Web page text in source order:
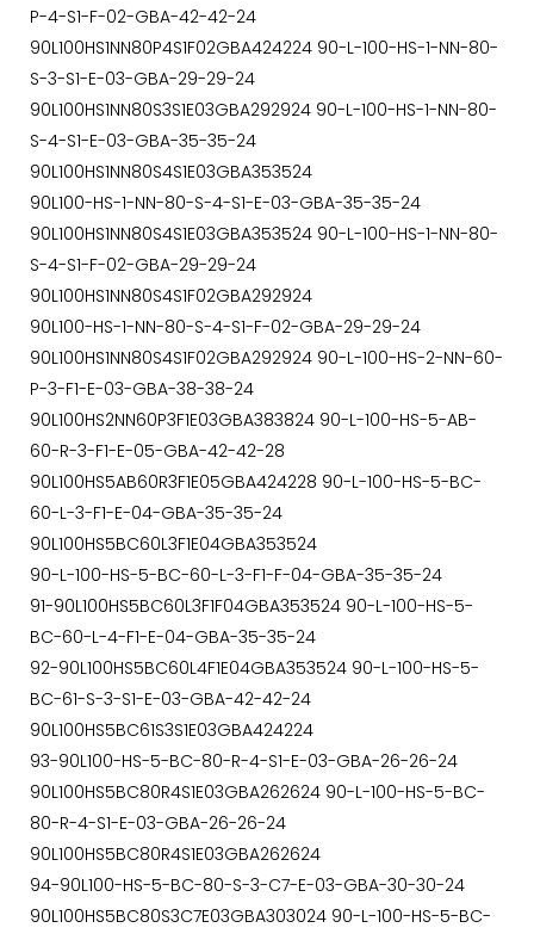
P-4-S1-F-02-GBA-42-42-24
90L100HS1NN80P4S1F02GBA424224 90-L-100-HS-1-NN-80-
S-3-S1-E-03-GBA-29-29-24
90L100HS1NN80S3S1E03GBA292924 90-L-100-HS-1-NN-80-
S-4-S1-E-03-GBA-35-35-24
90L100HS1NN80S4S1E03GBA353524
90L100-HS-1-NN-80-S-4-S1-E-03-GBA-35-35-24
90L100HS1NN80S4S1E03GBA353524 90-L-100-HS-1-NN-80-
S-4-S1-F-02-GBA-29-29-24
90L100HS1NN80S4S1F02GBA292924
90L100-HS-1-NN-80-S-4-S1-F-02-GBA-29-29-24
90L100HS1NN80S4S1F02GBA292924 90-L-100-HS-2-NN-60-
P-3-F1-E-03-GBA-38-38-24
90L100HS2NN60P3F1E03GBA383824 90-L-100-HS-5-AB-
60-R-3-F1-E-05-GBA-42-42-28
90L100HS5AB60R3F1E05GBA424228 90-L-100-HS-5-BC-
60-L-3-F1-E-04-GBA-35-35-24
90L100HS5BC60L3F1E04GBA353524
90-L-100-HS-5-BC-60-L-3-F1-F-04-GBA-35-35-24
91-90L100HS5BC60L3F1F04GBA353524 90-L-100-HS-5-
BC-60-L-4-F1-E-04-GBA-35-35-24
92-90L100HS5BC60L4F1E04GBA353524 90-L-100-HS-5-
BC-61-S-3-S1-E-03-GBA-42-42-24
90L100HS5BC61S3S1E03GBA424224
93-90L100-HS-5-BC-80-R-4-S1-E-03-GBA-26-26-24
90L100HS5BC80R4S1E03GBA262624 90-L-100-HS-5-BC-
80-R-4-S1-E-03-GBA-26-26-24
90L100HS5BC80R4S1E03GBA262624
94-90L100-HS-5-BC-80-S-3-C7-E-03-GBA-30-30-24
90L100HS5BC80S3C7E03GBA303024 90-L-100-HS-5-BC-